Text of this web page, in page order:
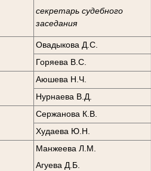
секретарь судебного
заседания
Овадыкова Д.С.
Горяева В.С.
Аюшева Н.Ч.
Нурнаева В.Д.
Сержанова К.В.
Худаева Ю.Н.
Манжеева Л.М.
Агуева Д.Б.